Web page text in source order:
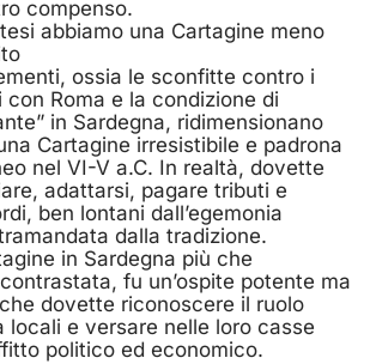
compenso.
abbiamo una Cartagine meno
ossia le sconfitte contro i
Roma e la condizione di
in Sardegna, ridimensionano
Cartagine irresistibile e padrona
nel VI-V a.C. In realtà, dovette
adattarsi, pagare tributi e
ben lontani dall’egemonia
dalla tradizione.
in Sardegna più che
fu un’ospite potente ma
dovette riconoscere il ruolo
locali e versare nelle loro casse
politico ed economico.